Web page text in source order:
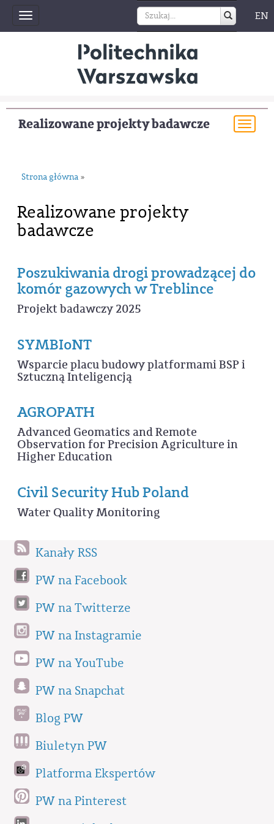
Toggle
navigation
EN
Realizowane projekty badawcze
Strona główna »
Realizowane projekty
badawcze
Poszukiwania drogi prowadzącej do
komór gazowych w Treblince
Projekt badawczy 2025
SYMBIoNT
Wsparcie placu budowy platformami BSP i
Sztuczną Inteligencją
AGROPATH
Advanced Geomatics and Remote
Observation for Precision Agriculture in
Higher Education
Civil Security Hub Poland
Water Quality Monitoring
Kanały RSS
PW na Facebook
PW na Twitterze
PW na Instagramie
PW na YouTube
PW na Snapchat
Blog PW
Biuletyn PW
Platforma Ekspertów
PW na Pinterest